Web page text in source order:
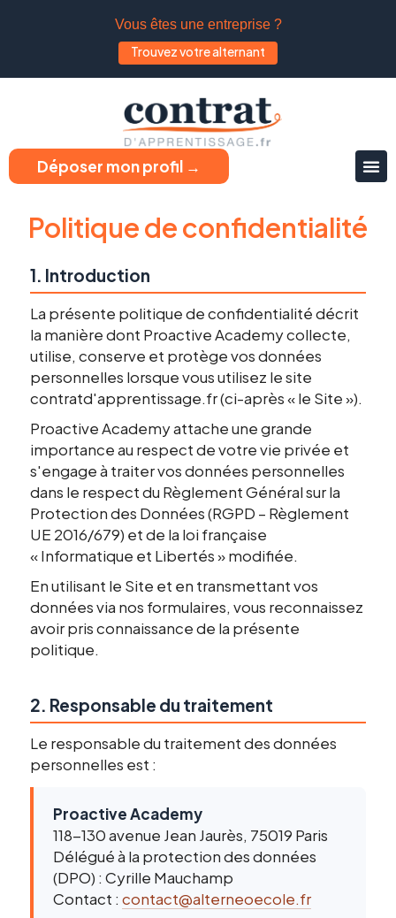
Vous êtes une entreprise ?
Trouvez votre alternant
Déposer mon profil →
Politique de confidentialité
1. Introduction
La présente politique de confidentialité décrit
la manière dont Proactive Academy collecte,
utilise, conserve et protège vos données
personnelles lorsque vous utilisez le site
contratd'apprentissage.fr (ci-après « le Site »).
Proactive Academy attache une grande
importance au respect de votre vie privée et
s'engage à traiter vos données personnelles
dans le respect du Règlement Général sur la
Protection des Données (RGPD – Règlement
UE 2016/679) et de la loi française
« Informatique et Libertés » modifiée.
En utilisant le Site et en transmettant vos
données via nos formulaires, vous reconnaissez
avoir pris connaissance de la présente
politique.
2. Responsable du traitement
Le responsable du traitement des données
personnelles est :
Proactive Academy
118-130 avenue Jean Jaurès, 75019 Paris
Délégué à la protection des données
(DPO) : Cyrille Mauchamp
Contact : contact@alterneoecole.fr